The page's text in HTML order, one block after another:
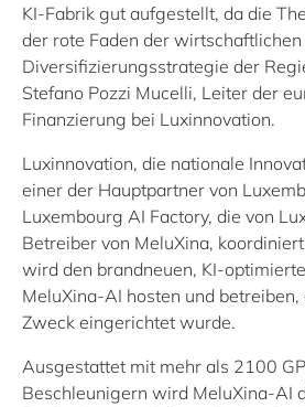
KI-Fabrik gut aufgestellt, da die
der rote Faden der
Diversifizierungsstrategie der
Stefano Pozzi Mucelli, Leiter der
Finanzierung bei Luxinnovation.
Luxinnovation, die nationale
einer der Hauptpartner von
Luxembourg AI Factory, die von
Betreiber von MeluXina,
wird den brandneuen, KI-
MeluXina-AI hosten und betreiben,
Zweck eingerichtet wurde.
Ausgestattet mit mehr als 2100
Beschleunigern wird MeluXina-AI